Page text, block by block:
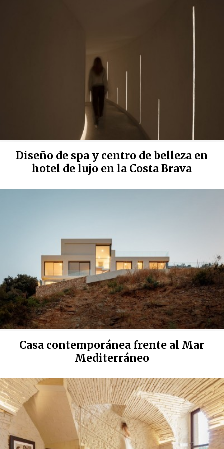
Diseño de spa y centro de belleza en
hotel de lujo en la Costa Brava
Casa contemporánea frente al Mar
Mediterráneo
deberá tener en cuenta que dicha acción podrá ocasionar
Permiten realizar el seguimiento y análisis del
comportamiento de los usuarios de este sitio web. La
información recogida mediante este tipo de cookies se
utiliza en la medición de la actividad de la web para la
elaboración de perfiles de navegación de los usuarios con
el fin de introducir mejoras en función del análisis de los
datos de uso que hacen los usuarios del servicio. Permiten
guardar la información de preferencia del usuario para
mejorar la calidad de nuestros servicios y para ofrecer una
mejor experiencia a través de productos recomendados.
Marketing y publicidad
sobre las preferencias y elecciones personales del usuario